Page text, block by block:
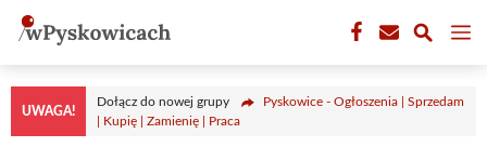
Przejdź
treści
UWAGA!
Dołącz do nowej grupy
Pyskowice - Ogłoszenia | Sprzedam
| Kupię | Zamienię | Praca